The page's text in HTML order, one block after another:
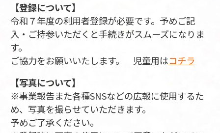
【登録について】
令和７年度の利用者登録が必要です。予めご記
入・ご持参いただくと手続きがスムーズになりま
す。
ご協力をお願いいたします。 児童用はコチラ
【写真について】
※事業報告また各種SNSなどの広報に使用するた
め、写真を撮らせていただきます。
予めご了承ください。